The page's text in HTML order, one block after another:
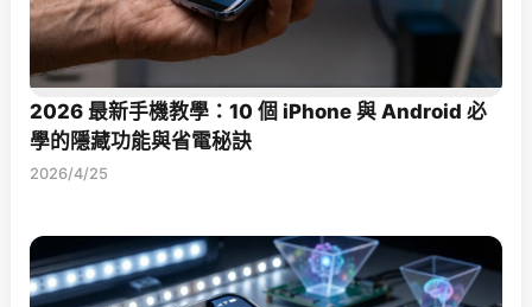
2026 最新手機教學：10 個 iPhone 與 Android 必
學的隱藏功能與省電秘訣
2026/4/25